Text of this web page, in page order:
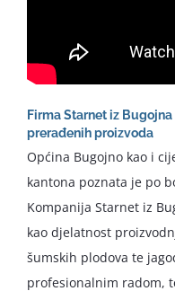
Firma Starnet iz
prerađenih proizvoda
Općina Bugojno kao i
kantona poznata je po
Kompanija Starnet iz
kao djelatnost
šumskih plodova te
profesionalnim radom,